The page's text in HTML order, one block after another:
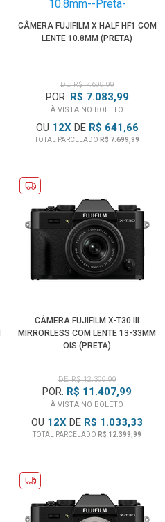
CÂMERA FUJIFILM X HALF HF1 COM
LENTE 10.8MM (PRETA)
DE: R$ 7.699,99
POR: R$ 7.083,99
À VISTA NO BOLETO
OU 12XDE R$ 641,66
TOTAL PARCELADO R$ 7.699,99
CÂMERA FUJIFILM X-T30 III
MIRRORLESS COM LENTE 13-33MM
OIS (PRETA)
DE: R$ 12.399,99
POR: R$ 11.407,99
À VISTA NO BOLETO
OU 12X DE R$ 1.033,33
TOTAL PARCELADO R$ 12.399,99